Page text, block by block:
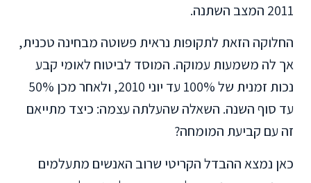
2011 המצב השתנה.
החלוקה הזאת לתקופות נראית פשוטה מבחינה טכנית,
אך לה משמעות עמוקה. המוסד לביטוח לאומי קבע
נכות זמנית של 100% עד יוני 2010, ולאחר מכן 50%
עד סוף השנה. השאלה שהעלתה עצמה: כיצד מתייאם
זה עם קביעת המומחה?
כאן נמצא ההבדל הקריטי שרוב האנשים מתעלמים